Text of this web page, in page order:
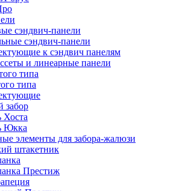
сэндвич-панели
сэндвич-панели
к сэндвич панелям
и линеарные панели
типа
типа
Хоста
Юкка
элементы для забора-жалюзи
штакетник
Престиж